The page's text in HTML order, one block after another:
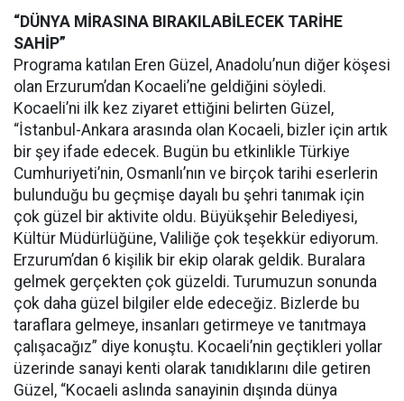
“DÜNYA MİRASINA BIRAKILABİLECEK TARİHE
SAHİP”
Programa katılan Eren Güzel, Anadolu’nun diğer köşesi
olan Erzurum’dan Kocaeli’ne geldiğini söyledi.
Kocaeli’ni ilk kez ziyaret ettiğini belirten Güzel,
“İstanbul-Ankara arasında olan Kocaeli, bizler için artık
bir şey ifade edecek. Bugün bu etkinlikle Türkiye
Cumhuriyeti’nin, Osmanlı’nın ve birçok tarihi eserlerin
bulunduğu bu geçmişe dayalı bu şehri tanımak için
çok güzel bir aktivite oldu. Büyükşehir Belediyesi,
Kültür Müdürlüğüne, Valiliğe çok teşekkür ediyorum.
Erzurum’dan 6 kişilik bir ekip olarak geldik. Buralara
gelmek gerçekten çok güzeldi. Turumuzun sonunda
çok daha güzel bilgiler elde edeceğiz. Bizlerde bu
taraflara gelmeye, insanları getirmeye ve tanıtmaya
çalışacağız” diye konuştu. Kocaeli’nin geçtikleri yollar
üzerinde sanayi kenti olarak tanıdıklarını dile getiren
Güzel, “Kocaeli aslında sanayinin dışında dünya